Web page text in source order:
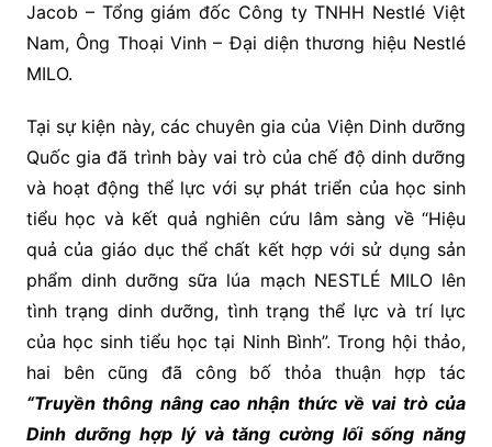
Jacob – Tổng giám đốc Công ty TNHH Nestlé Việt
Nam, Ông Thoại Vinh – Đại diện thương hiệu Nestlé
MILO.
Tại sự kiện này, các chuyên gia của Viện Dinh dưỡng
Quốc gia đã trình bày vai trò của chế độ dinh dưỡng
và hoạt động thể lực với sự phát triển của học sinh
tiểu học và kết quả nghiên cứu lâm sàng về “Hiệu
quả của giáo dục thể chất kết hợp với sử dụng sản
phẩm dinh dưỡng sữa lúa mạch NESTLÉ MILO lên
tình trạng dinh dưỡng, tình trạng thể lực và trí lực
của học sinh tiểu học tại Ninh Bình”. Trong hội thảo,
hai bên cũng đã công bố thỏa thuận hợp tác
“Truyền thông nâng cao nhận thức về vai trò của
Dinh dưỡng hợp lý và tăng cường lối sống năng